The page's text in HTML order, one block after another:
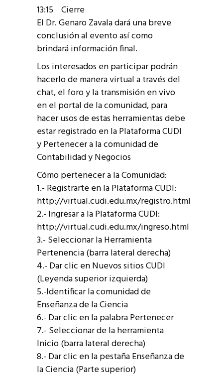
13:15 Cierre
El Dr. Genaro Zavala dará una breve
conclusión al evento así como
brindará información final.
Los interesados en participar podrán
hacerlo de manera virtual a través del
chat, el foro y la transmisión en vivo
en el portal de la comunidad, para
hacer usos de estas herramientas debe
estar registrado en la Plataforma CUDI
y Pertenecer a la comunidad de
Contabilidad y Negocios
Cómo pertenecer a la Comunidad:
1.- Registrarte en la Plataforma CUDI:
http://virtual.cudi.edu.mx/registro.html
2.- Ingresar a la Plataforma CUDI:
http://virtual.cudi.edu.mx/ingreso.html
3.- Seleccionar la Herramienta
Pertenencia (barra lateral derecha)
4.- Dar clic en Nuevos sitios CUDI
(Leyenda superior izquierda)
5.-Identificar la comunidad de
Enseñanza de la Ciencia
6.- Dar clic en la palabra Pertenecer
7.- Seleccionar de la herramienta
Inicio (barra lateral derecha)
8.- Dar clic en la pestaña Enseñanza de
la Ciencia (Parte superior)